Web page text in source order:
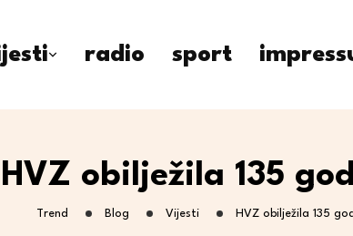
radio sport
HVZ obilježila 135
Trend Blog Vijesti HVZ obilježila 135